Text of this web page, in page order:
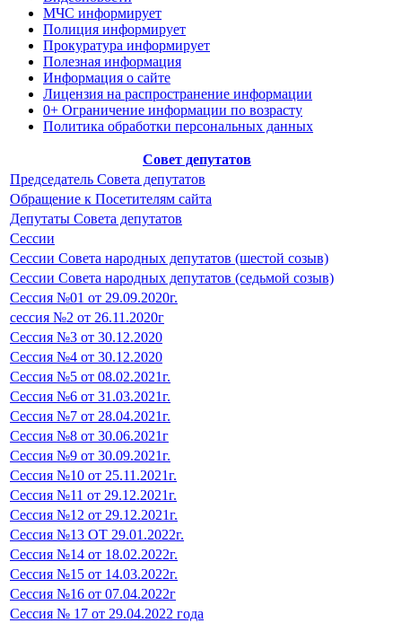
МЧС информирует
Полиция информирует
Прокуратура информирует
Полезная информация
Информация о сайте
Лицензия на распространение информации
0+ Ограничение информации по возрасту
Политика обработки персональных данных
Совет депутатов
Председатель Совета депутатов
Обращение к Посетителям сайта
Депутаты Совета депутатов
Сессии
Сессии Совета народных депутатов (шестой созыв)
Сессии Совета народных депутатов (седьмой созыв)
Сессия №01 от 29.09.2020г.
сессия №2 от 26.11.2020г
Сессия №3 от 30.12.2020
Сессия №4 от 30.12.2020
Сессия №5 от 08.02.2021г.
Сессия №6 от 31.03.2021г.
Сессия №7 от 28.04.2021г.
Сессия №8 от 30.06.2021г
Сессия №9 от 30.09.2021г.
Сессия №10 от 25.11.2021г.
Сессия №11 от 29.12.2021г.
Сессия №12 от 29.12.2021г.
Сессия №13 ОТ 29.01.2022г.
Сессия №14 от 18.02.2022г.
Сессия №15 от 14.03.2022г.
Сессия №16 от 07.04.2022г
Сессия № 17 от 29.04.2022 года